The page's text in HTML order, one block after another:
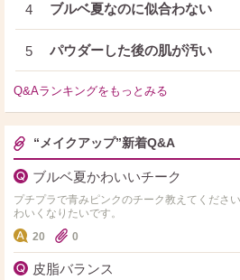
4 ブルベ夏なのに似合わない
5 パウダーした後の肌が汚い
Q&Aランキングをもっとみる
“メイクアップ”新着Q&A
ブルベ夏かわいいチーク
プチプラで青みピンクのチーク教えてくださ
わいくなりたいです。
20
0
皮脂バランス